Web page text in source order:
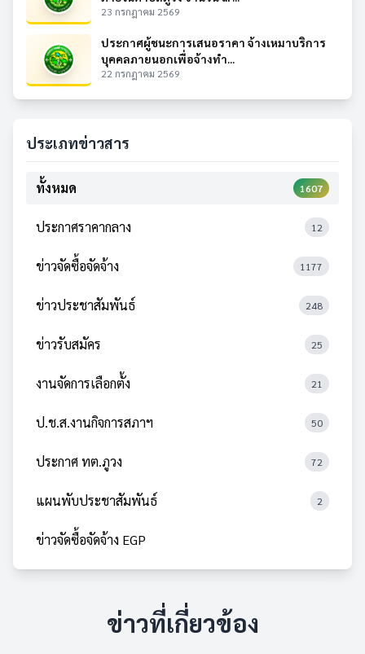
23 กรกฎาคม 2569
ประกาศผู้ชนะการเสนอราคา จ้างเหมาบริการ
บุคคลภายนอกเพื่อจ้างทำ...
22 กรกฎาคม 2569
ประเภทข่าวสาร
ทั้งหมด 1607
ประกาศราคากลาง 12
ข่าวจัดซื้อจัดจ้าง 1177
ข่าวประชาสัมพันธ์ 248
ข่าวรับสมัคร 25
งานจัดการเลือกตั้ง 21
ป.ช.ส.งานกิจการสภาฯ 50
ประกาศ ทต.ภูวง 72
แผนพับประชาสัมพันธ์ 2
ข่าวจัดซื้อจัดจ้าง EGP
ข่าวที่เกี่ยวข้อง